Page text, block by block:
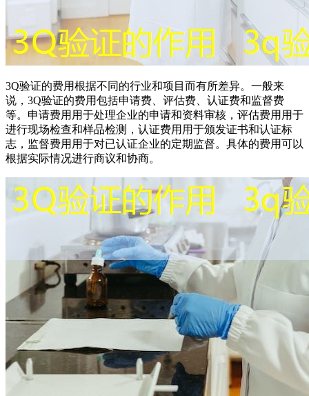
3Q验证的费用根据不同的行业和项目而有所差异。一般来
说，3Q验证的费用包括申请费、评估费、认证费和监督费
等。申请费用用于处理企业的申请和资料审核，评估费用用于
进行现场检查和样品检测，认证费用用于颁发证书和认证标
志，监督费用用于对已认证企业的定期监督。具体的费用可以
根据实际情况进行商议和协商。